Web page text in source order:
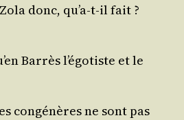
donc, qu’a‑t-il fait ?
Bar­rès l’égotiste et le
congé­nères ne sont pas